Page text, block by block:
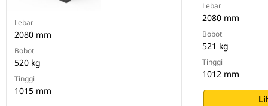
Lebar
2080 mm
Bobot
520 kg
Tinggi
1015 mm
Lebar
2080 mm
Bobot
521 kg
Tinggi
1012 mm